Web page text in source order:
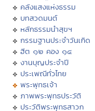
คลังแสงแห่งธรรม
บทสวดมนต์
หลักธรรมนำสุขฯ
กรรมฐานประจำวันเกิด
ฮีต ๑๒ คอง ๑๔
งานบุญประจำปี
ประเพณีทั่วไทย
พระพุทธเจ้า
ภาพพระพุทธประวัติ
ประวัติพระพุทธสาวก